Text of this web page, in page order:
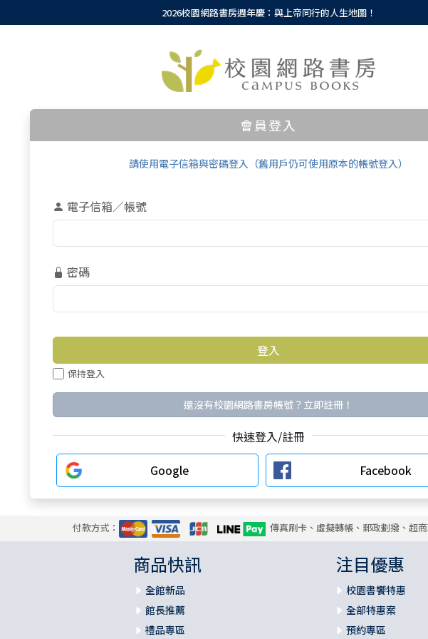
2026校園網路書房週年慶：與上帝同行的人生地圖！
會員登入
請使用電子信箱與密碼登入（舊用戶仍可使用原本的帳號登入）
電子信箱／帳號
密碼
保持登入
還沒有校園網路書房帳號？立即註冊！
快速登入/註冊
Google
Facebook
付款方式： 傳真刷卡、虛擬轉帳、郵政劃撥、超
商品快訊
全館新品
館長推薦
禮品專區
注目優惠
校園書饗特惠
全部特惠案
預約專區